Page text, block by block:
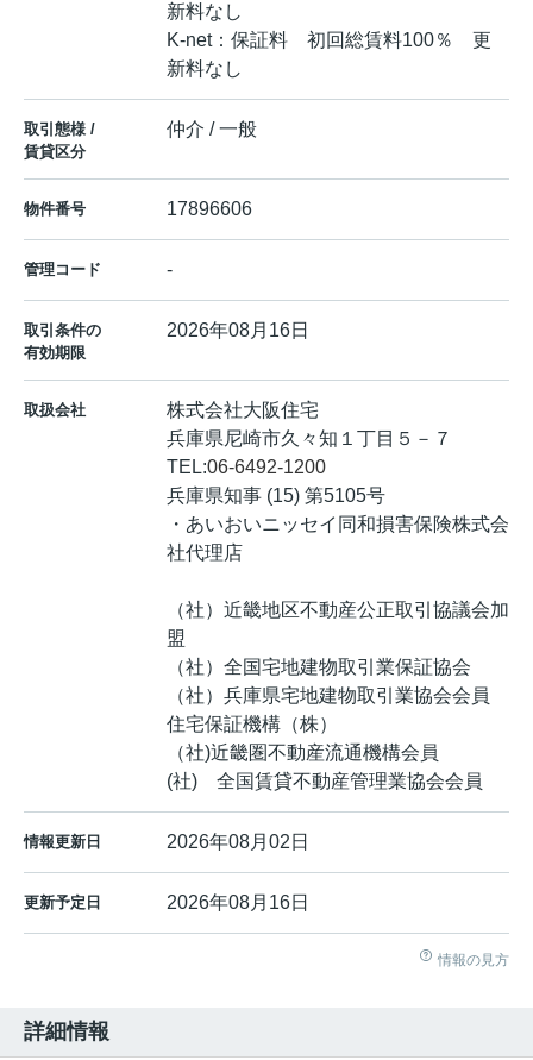
新料なし
K-net：保証料 初回総賃料100％ 更
新料なし
取引態様 /
賃貸区分
仲介 / 一般
物件番号 17896606
管理コード -
取引条件の
有効期限
2026年08月16日
取扱会社
株式会社大阪住宅
兵庫県尼崎市久々知１丁目５－７
TEL:06-6492-1200
兵庫県知事 (15) 第5105号
・あいおいニッセイ同和損害保険株式会
社代理店
（社）近畿地区不動産公正取引協議会加
盟
（社）全国宅地建物取引業保証協会
（社）兵庫県宅地建物取引業協会会員
住宅保証機構（株）
（社)近畿圏不動産流通機構会員
(社) 全国賃貸不動産管理業協会会員
情報更新日 2026年08月02日
更新予定日 2026年08月16日
情報の見方
詳細情報